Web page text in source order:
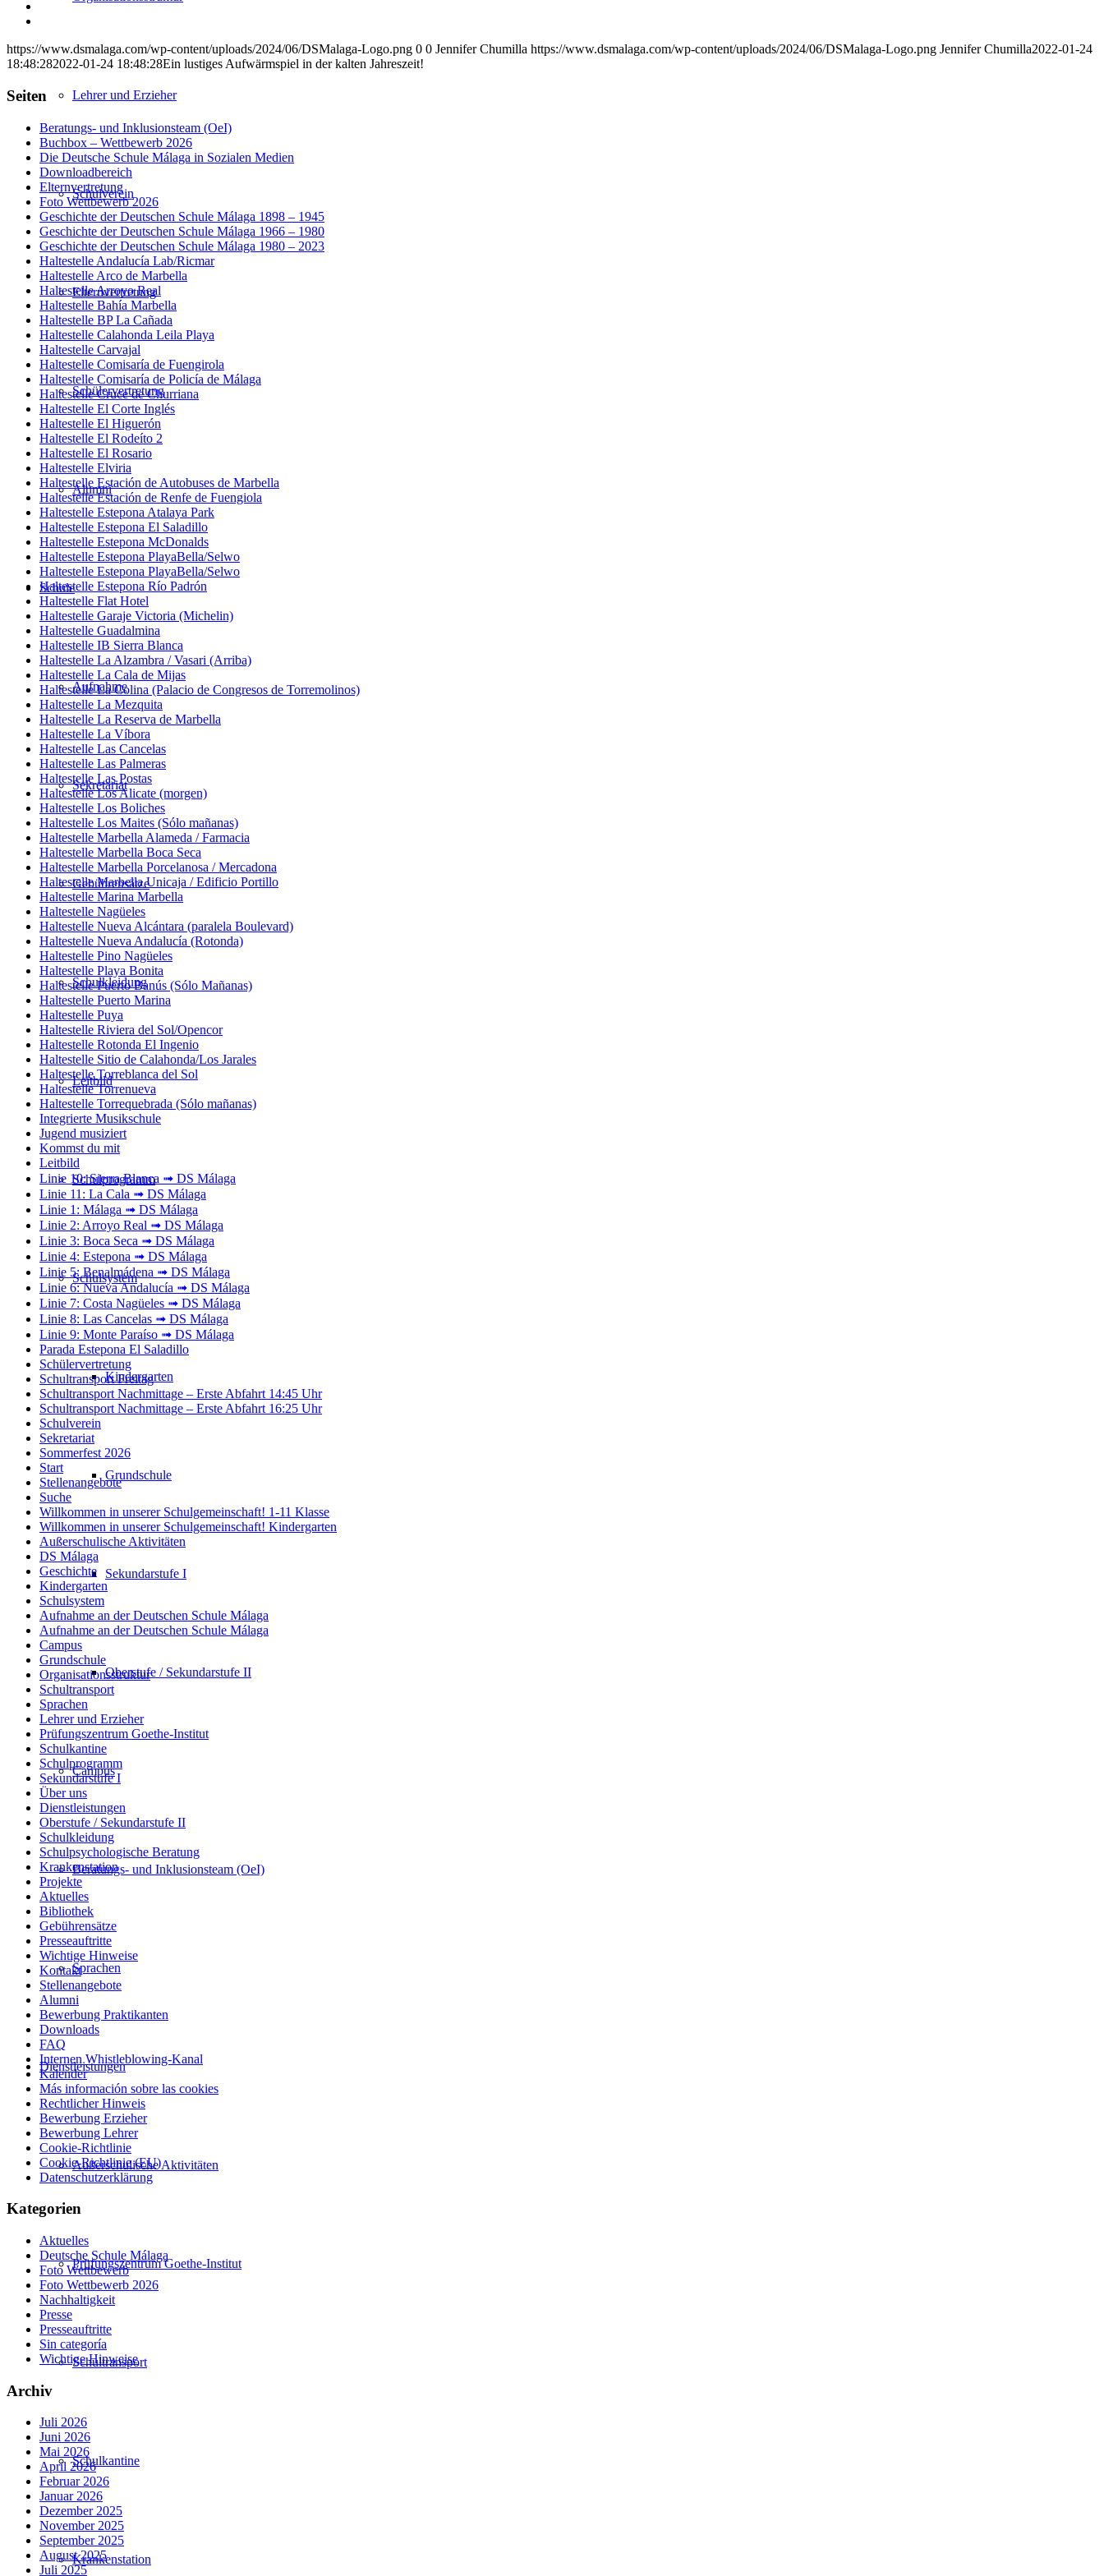
Lehrer und Erzieher
Schulverein
Elternvertretung
Schülervertretung
Alumni
Schule
Aufnahme
Sekretariat
Gebührensätze
Schulkleidung
Leitbild
Schulprogramm
Schulsystem
Kindergarten
Grundschule
Sekundarstufe I
Oberstufe / Sekundarstufe II
Campus
Beratungs- und Inklusionsteam (OeI)
Sprachen
Dienstleistungen
Außerschulische Aktivitäten
Prüfungszentrum Goethe-Institut
Schultransport
Schulkantine
Krankenstation
Mail
teilen
https://www.dsmalaga.com/wp-content/uploads/2024/06/DSMalaga-Logo.png 0 0 Jennifer Chumilla https://www.dsmalaga.com/wp-content/uploads/2024/06/DSMalaga-Logo.png Jennifer Chumilla2022-01-24
18:48:282022-01-24 18:48:28Ein lustiges Aufwärmspiel in der kalten Jahreszeit!
Seiten
Beratungs- und Inklusionsteam (OeI)
Buchbox – Wettbewerb 2026
Die Deutsche Schule Málaga in Sozialen Medien
Downloadbereich
Elternvertretung
Foto Wettbewerb 2026
Geschichte der Deutschen Schule Málaga 1898 – 1945
Geschichte der Deutschen Schule Málaga 1966 – 1980
Geschichte der Deutschen Schule Málaga 1980 – 2023
Haltestelle Andalucía Lab/Ricmar
Haltestelle Arco de Marbella
Haltestelle Arroyo Real
Haltestelle Bahía Marbella
Haltestelle BP La Cañada
Haltestelle Calahonda Leila Playa
Haltestelle Carvajal
Haltestelle Comisaría de Fuengirola
Haltestelle Comisaría de Policía de Málaga
Haltestelle Cruce de Churriana
Haltestelle El Corte Inglés
Haltestelle El Higuerón
Haltestelle El Rodeíto 2
Haltestelle El Rosario
Haltestelle Elviria
Haltestelle Estación de Autobuses de Marbella
Haltestelle Estación de Renfe de Fuengiola
Haltestelle Estepona Atalaya Park
Haltestelle Estepona El Saladillo
Haltestelle Estepona McDonalds
Haltestelle Estepona PlayaBella/Selwo
Haltestelle Estepona PlayaBella/Selwo
Haltestelle Estepona Río Padrón
Haltestelle Flat Hotel
Haltestelle Garaje Victoria (Michelin)
Haltestelle Guadalmina
Haltestelle IB Sierra Blanca
Haltestelle La Alzambra / Vasari (Arriba)
Haltestelle La Cala de Mijas
Haltestelle La Colina (Palacio de Congresos de Torremolinos)
Haltestelle La Mezquita
Haltestelle La Reserva de Marbella
Haltestelle La Víbora
Haltestelle Las Cancelas
Haltestelle Las Palmeras
Haltestelle Las Postas
Haltestelle Los Alicate (morgen)
Haltestelle Los Boliches
Haltestelle Los Maites (Sólo mañanas)
Haltestelle Marbella Alameda / Farmacia
Haltestelle Marbella Boca Seca
Haltestelle Marbella Porcelanosa / Mercadona
Haltestelle Marbella Unicaja / Edificio Portillo
Haltestelle Marina Marbella
Haltestelle Nagüeles
Haltestelle Nueva Alcántara (paralela Boulevard)
Haltestelle Nueva Andalucía (Rotonda)
Haltestelle Pino Nagüeles
Haltestelle Playa Bonita
Haltestelle Puerto Banús (Sólo Mañanas)
Haltestelle Puerto Marina
Haltestelle Puya
Haltestelle Riviera del Sol/Opencor
Haltestelle Rotonda El Ingenio
Haltestelle Sitio de Calahonda/Los Jarales
Haltestelle Torreblanca del Sol
Haltestelle Torrenueva
Haltestelle Torrequebrada (Sólo mañanas)
Integrierte Musikschule
Jugend musiziert
Kommst du mit
Leitbild
Linie 10: Sierra Blanca ➟ DS Málaga
Linie 11: La Cala ➟ DS Málaga
Linie 1: Málaga ➟ DS Málaga
Linie 2: Arroyo Real ➟ DS Málaga
Linie 3: Boca Seca ➟ DS Málaga
Linie 4: Estepona ➟ DS Málaga
Linie 5: Benalmádena ➟ DS Málaga
Linie 6: Nueva Andalucía ➟ DS Málaga
Linie 7: Costa Nagüeles ➟ DS Málaga
Linie 8: Las Cancelas ➟ DS Málaga
Linie 9: Monte Paraíso ➟ DS Málaga
Parada Estepona El Saladillo
Schülervertretung
Schultransport Freitag
Schultransport Nachmittage – Erste Abfahrt 14:45 Uhr
Schultransport Nachmittage – Erste Abfahrt 16:25 Uhr
Schulverein
Sekretariat
Sommerfest 2026
Start
Stellenangebote
Suche
Willkommen in unserer Schulgemeinschaft! 1-11 Klasse
Willkommen in unserer Schulgemeinschaft! Kindergarten
Außerschulische Aktivitäten
DS Málaga
Geschichte
Kindergarten
Schulsystem
Aufnahme an der Deutschen Schule Málaga
Aufnahme an der Deutschen Schule Málaga
Campus
Grundschule
Organisationsstruktur
Schultransport
Sprachen
Lehrer und Erzieher
Prüfungszentrum Goethe-Institut
Schulkantine
Schulprogramm
Sekundarstufe I
Über uns
Dienstleistungen
Oberstufe / Sekundarstufe II
Schulkleidung
Schulpsychologische Beratung
Krankenstation
Projekte
Aktuelles
Bibliothek
Gebührensätze
Presseauftritte
Wichtige Hinweise
Kontakt
Stellenangebote
Alumni
Bewerbung Praktikanten
Downloads
FAQ
Internen Whistleblowing-Kanal
Kalender
Más información sobre las cookies
Rechtlicher Hinweis
Bewerbung Erzieher
Bewerbung Lehrer
Cookie-Richtlinie
Cookie-Richtlinie (EU)
Datenschutzerklärung
Kategorien
Aktuelles
Deutsche Schule Málaga
Foto Wettbewerb
Foto Wettbewerb 2026
Nachhaltigkeit
Presse
Presseauftritte
Sin categoría
Wichtige Hinweise
Archiv
Juli 2026
Juni 2026
Mai 2026
April 2026
Februar 2026
Januar 2026
Dezember 2025
November 2025
September 2025
August 2025
Juli 2025